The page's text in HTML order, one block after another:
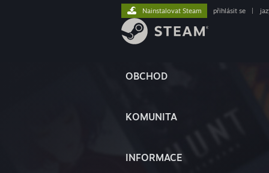
OBCHOD
KOMUNITA
INFORMACE
Nainstalovat Steam přihlásit se